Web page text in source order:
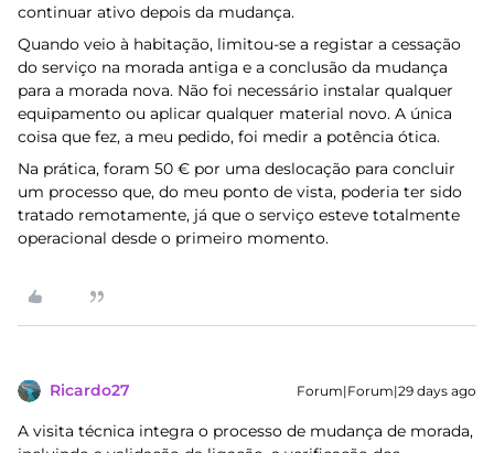
continuar ativo depois da mudança.
Quando veio à habitação, limitou-se a registar a cessação
do serviço na morada antiga e a conclusão da mudança
para a morada nova. Não foi necessário instalar qualquer
equipamento ou aplicar qualquer material novo. A única
coisa que fez, a meu pedido, foi medir a potência ótica.
Na prática, foram 50 € por uma deslocação para concluir
um processo que, do meu ponto de vista, poderia ter sido
tratado remotamente, já que o serviço esteve totalmente
operacional desde o primeiro momento.
Ricardo27 Forum|Forum|29 days ago
A visita técnica integra o processo de mudança de morada,